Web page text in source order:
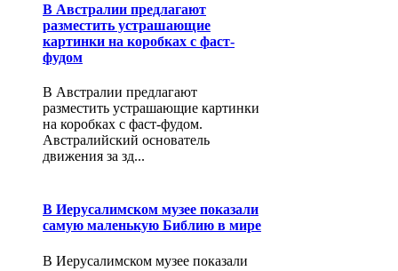
В Австралии предлагают
разместить устрашающие
картинки на коробках с фаст-
фудом
В Австралии предлагают
разместить устрашающие картинки
на коробках с фаст-фудом.
Австралийский основатель
движения за зд...
В Иерусалимском музее показали
самую маленькую Библию в мире
В Иерусалимском музее показали